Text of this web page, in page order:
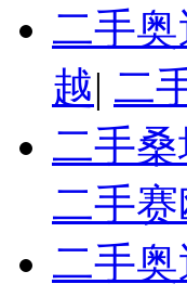
二手
越| 二
二手
二手赛
二手